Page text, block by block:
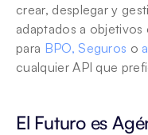
crear, desplegar y
adaptados a objetivos
para BPO, Seguros o
cualquier API que
El Futuro es